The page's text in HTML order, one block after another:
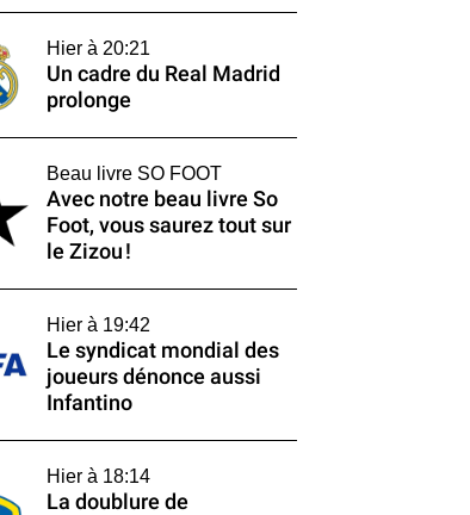
Hier à 20:21
Un cadre du Real Madrid
prolonge
Beau livre SO FOOT
Avec notre beau livre So
Foot, vous saurez tout sur
le Zizou !
Hier à 19:42
Le syndicat mondial des
joueurs dénonce aussi
Infantino
Hier à 18:14
La doublure de